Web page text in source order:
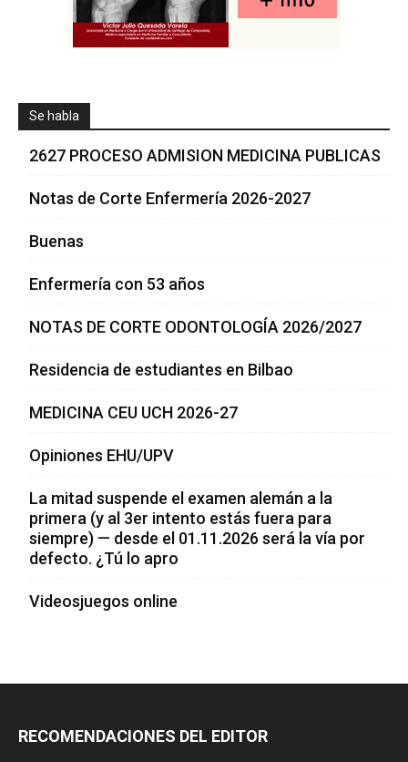
Se habla
2627 PROCESO ADMISION MEDICINA PUBLICAS
Notas de Corte Enfermería 2026-2027
Buenas
Enfermería con 53 años
NOTAS DE CORTE ODONTOLOGÍA 2026/2027
Residencia de estudiantes en Bilbao
MEDICINA CEU UCH 2026-27
Opiniones EHU/UPV
La mitad suspende el examen alemán a la
primera (y al 3er intento estás fuera para
siempre) — desde el 01.11.2026 será la vía por
defecto. ¿Tú lo apro
Videosjuegos online
RECOMENDACIONES DEL EDITOR